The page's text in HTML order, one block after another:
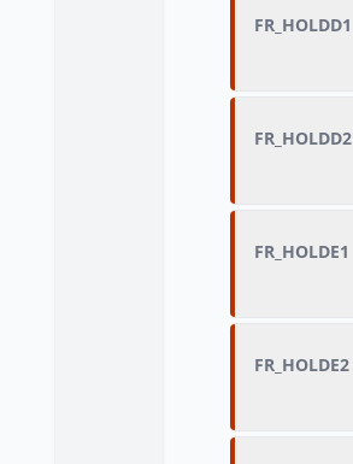
FR_HOLDD1
FR_HOLDD2
FR_HOLDE1
FR_HOLDE2